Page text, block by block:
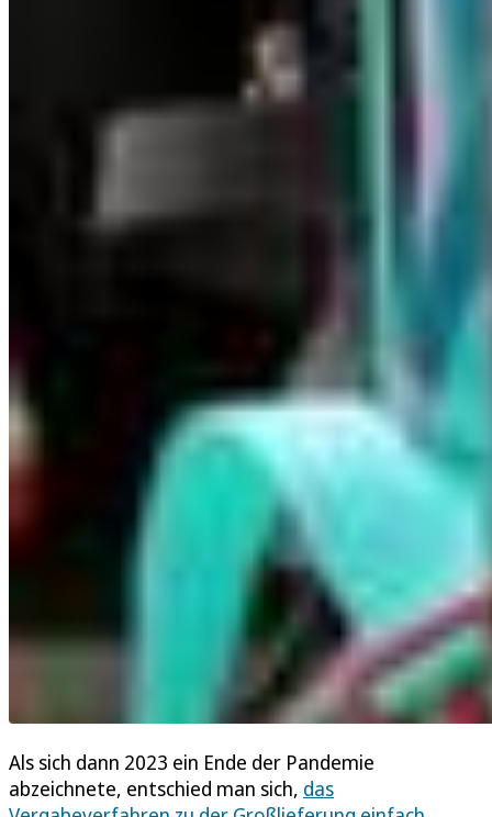
Als sich dann 2023 ein Ende der Pandemie
abzeichnete, entschied man sich, das